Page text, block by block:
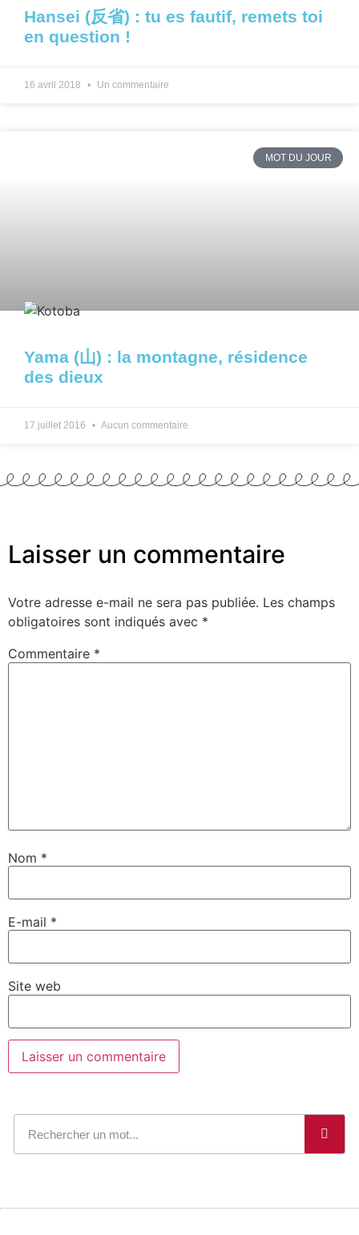
Hansei (反省) : tu es fautif, remets toi
en question !
16 avril 2018 Un commentaire
MOT DU JOUR
Yama (山) : la montagne, résidence
des dieux
17 juillet 2016 Aucun commentaire
Laisser un commentaire
Votre adresse e-mail ne sera pas publiée. Les champs
obligatoires sont indiqués avec *
Commentaire *
Nom *
E-mail *
Site web